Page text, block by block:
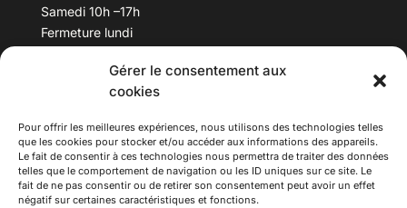
Gérer le consentement aux
cookies
Pour offrir les meilleures expériences, nous utilisons des technologies telles
que les cookies pour stocker et/ou accéder aux informations des appareils.
Le fait de consentir à ces technologies nous permettra de traiter des données
telles que le comportement de navigation ou les ID uniques sur ce site. Le
fait de ne pas consentir ou de retirer son consentement peut avoir un effet
négatif sur certaines caractéristiques et fonctions.
Samedi 10h –17h
Fermeture lundi
Téléphone : 04 78 53 06 40
maisondesculturesasiatiques@asiexpo.com